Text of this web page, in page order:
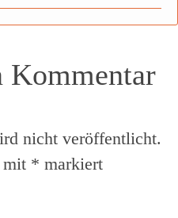
Kommentar
nicht veröffentlicht.
mit * markiert